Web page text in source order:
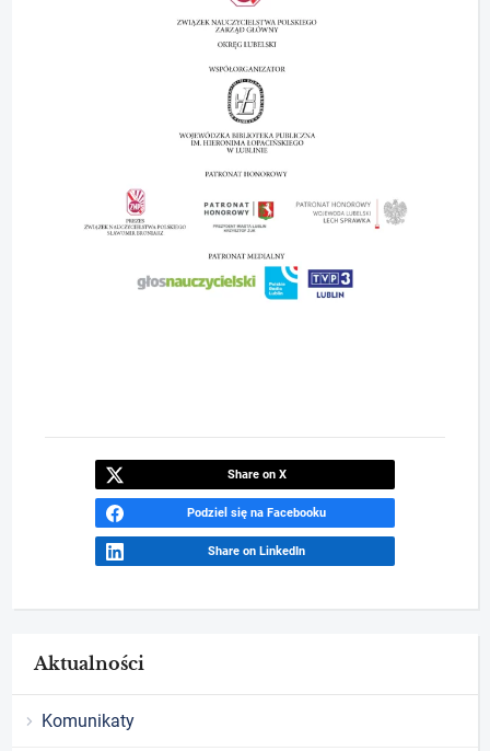
Share on X
Podziel się na Facebooku
Share on LinkedIn
Aktualności
Komunikaty